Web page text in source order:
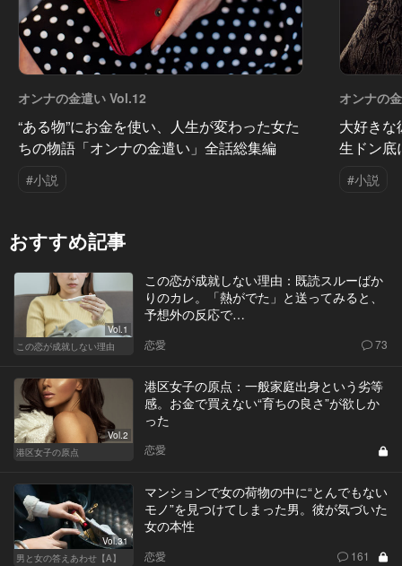
オンナの金遣い Vol.12
“ある物”にお金を使い、人生が変わった女た
ちの物語「オンナの金遣い」全話総集編
#小説
オンナの
大好き
生ドン底
#小説
おすすめ記事
Vol.1
この恋が成就しない理由
この恋が成就しない理由：既読スルーばか
りのカレ。「熱がでた」と送ってみると、
予想外の反応で…
恋愛 73
Vol.2
港区女子の原点
港区女子の原点：一般家庭出身という劣等
感。お金で買えない“育ちの良さ”が欲しか
った
恋愛
Vol.31
男と女の答えあわせ【A】
マンションで女の荷物の中に“とんでもない
モノ”を見つけてしまった男。彼が気づいた
女の本性
恋愛 161